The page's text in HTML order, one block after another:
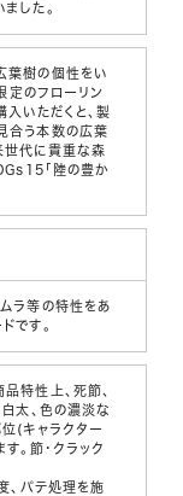
した。
葉樹の個性をい
のフローリン
入いただくと、製
合う本数の広葉
世代に貴重な森
「陸の豊か
ラ等の特性をあ
です。
特性上、死節、
白太、色の濃淡な
(キャラクター
。節・クラック
、パテ処理を施